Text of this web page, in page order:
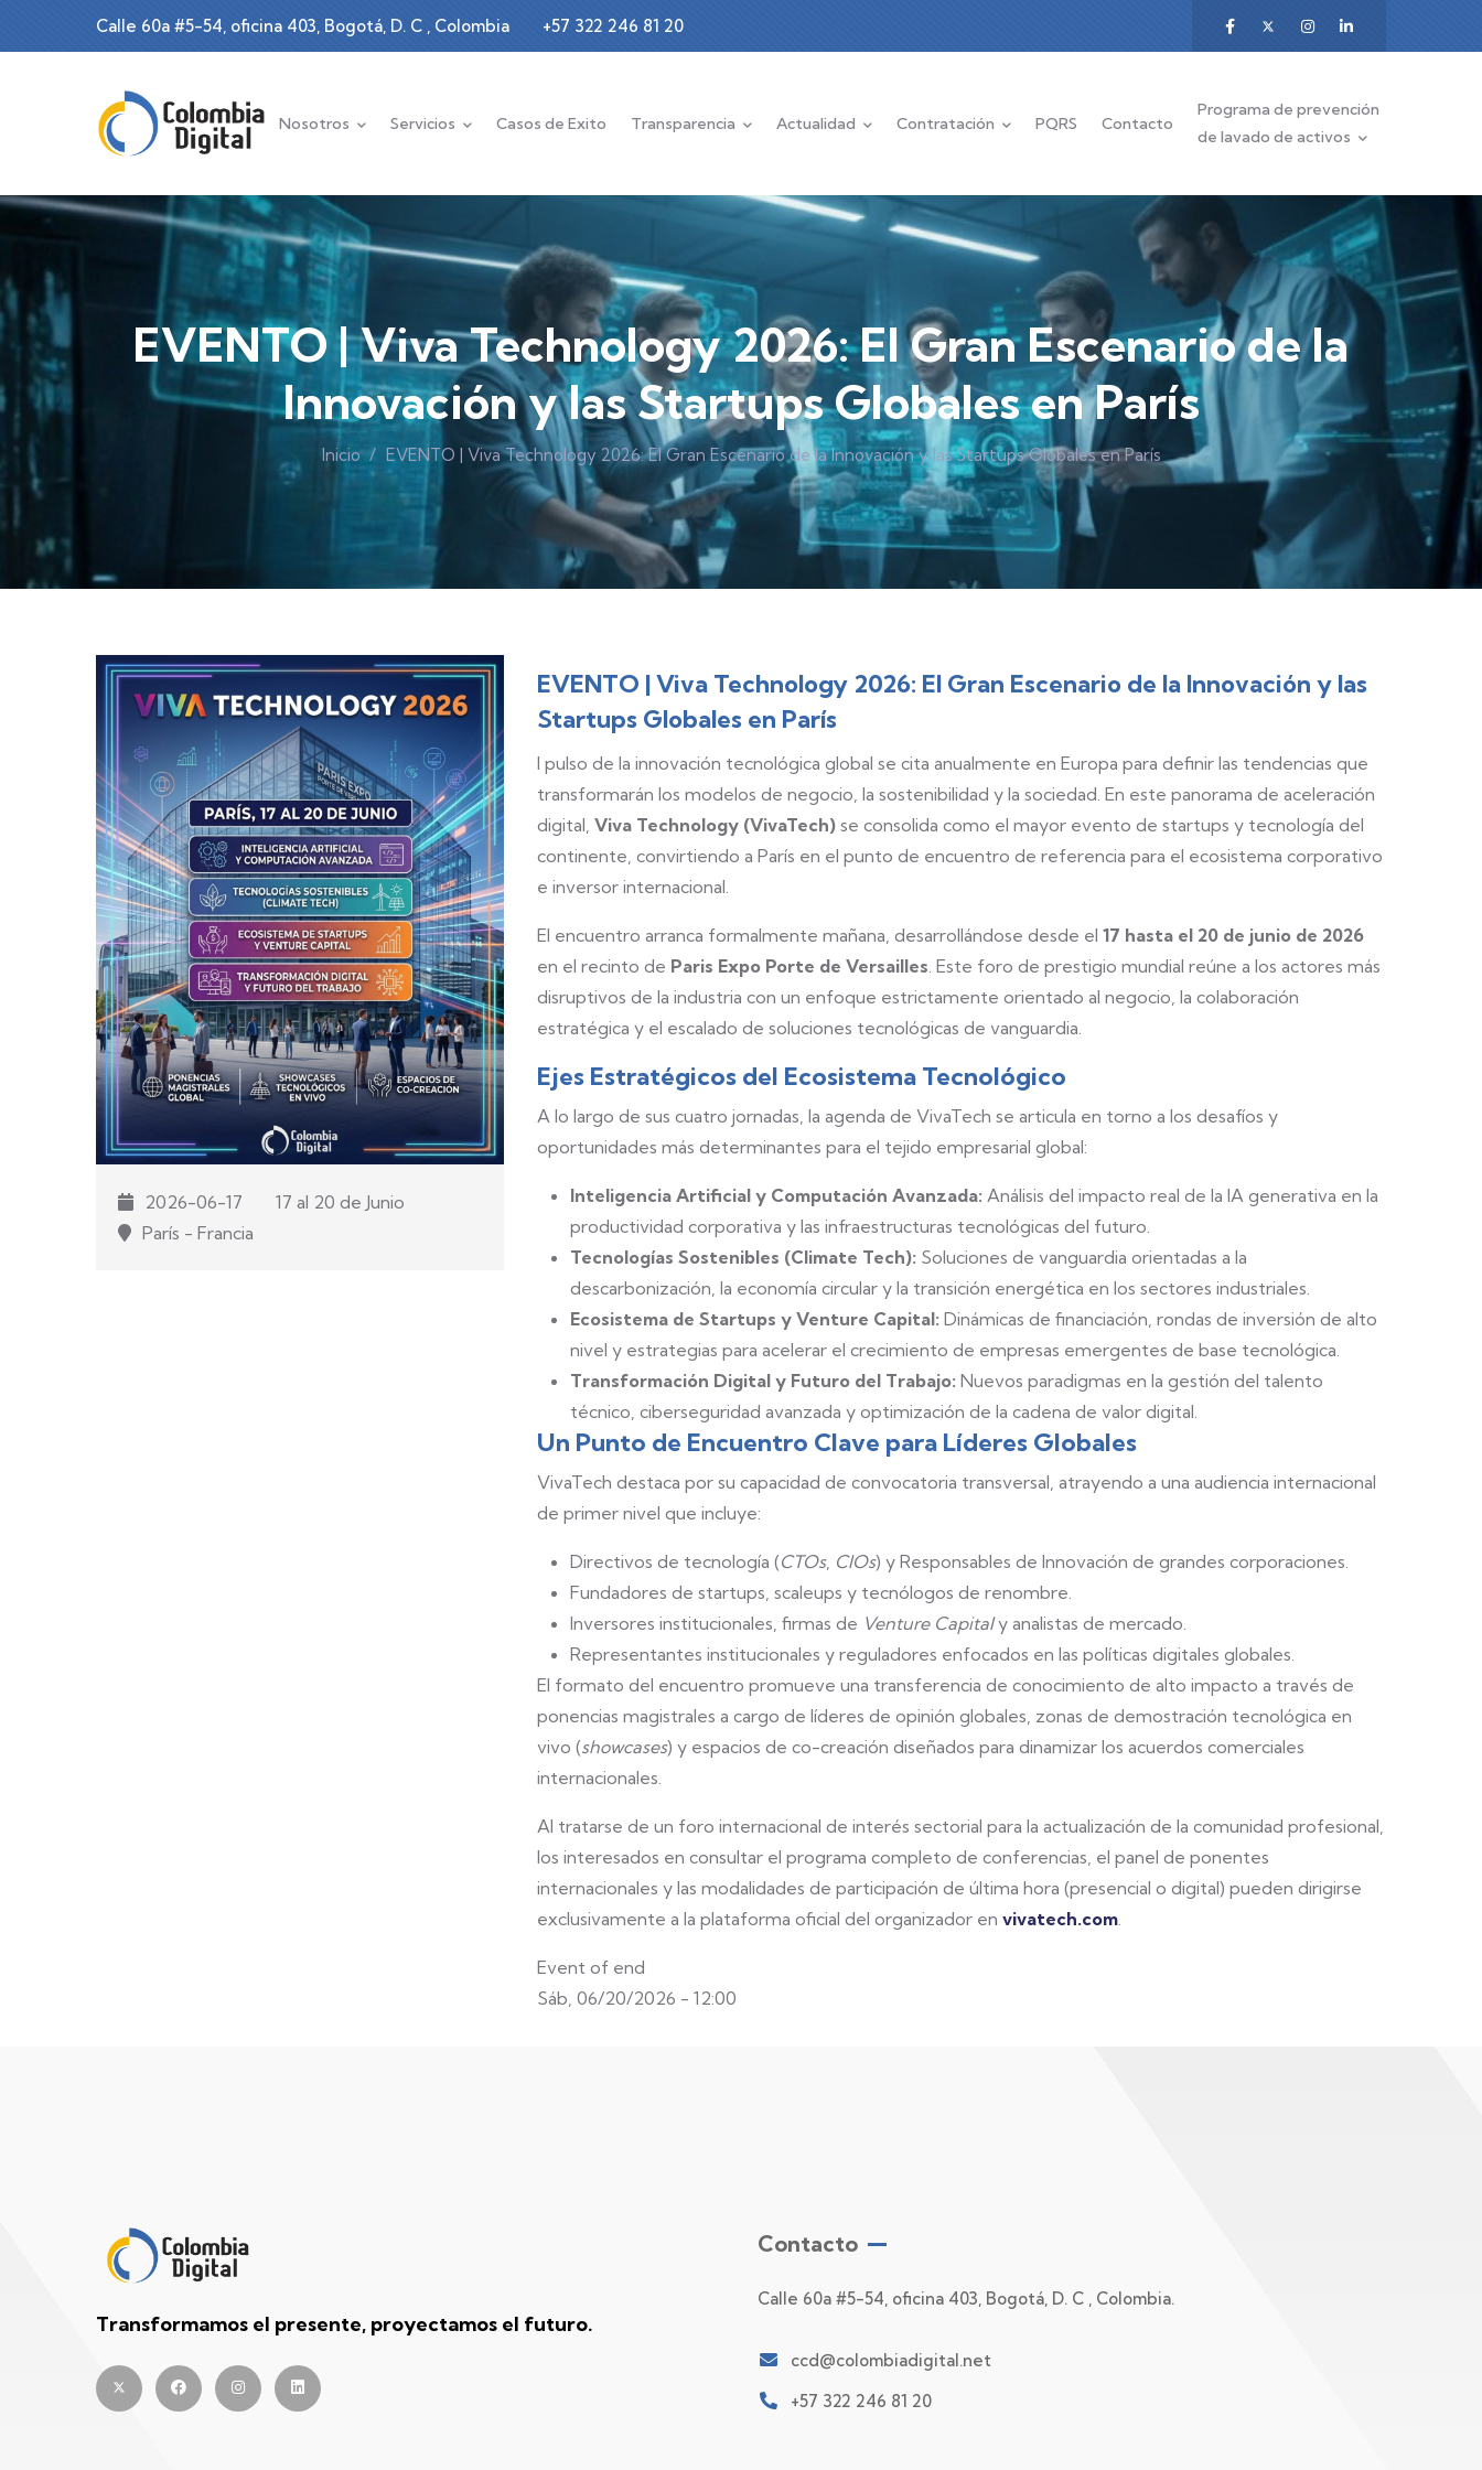
Pasar al contenido principal
Calle 60a #5-54, oficina 403, Bogotá, D. C , Colombia +57 322 246 81 20
Nosotros Servicios Casos de Exito Transparencia Actualidad Contratación PQRS Contacto
Programa de prevención
de lavado de activos
EVENTO | Viva Technology 2026: El Gran Escenario de la
Innovación y las Startups Globales en París
Inicio / EVENTO | Viva Technology 2026: El Gran Escenario de la Innovación y las Startups Globales en París
2026-06-17
17 al 20 de Junio
París - Francia
EVENTO | Viva Technology 2026: El Gran Escenario de la Innovación y las
Startups Globales en París
l pulso de la innovación tecnológica global se cita anualmente en Europa para definir las tendencias que
transformarán los modelos de negocio, la sostenibilidad y la sociedad. En este panorama de aceleración
digital, Viva Technology (VivaTech)se consolida como el mayor evento de startups y tecnología del
continente, convirtiendo a París en el punto de encuentro de referencia para el ecosistema corporativo
e inversor internacional.
El encuentro arranca formalmente mañana, desarrollándose desde el 17 hasta el 20 de junio de 2026
en el recinto de Paris Expo Porte de Versailles. Este foro de prestigio mundial reúne a los actores más
disruptivos de la industria con un enfoque estrictamente orientado al negocio, la colaboración
estratégica y el escalado de soluciones tecnológicas de vanguardia.
Ejes Estratégicos del Ecosistema Tecnológico
A lo largo de sus cuatro jornadas, la agenda de VivaTech se articula en torno a los desafíos y
oportunidades más determinantes para el tejido empresarial global:
Inteligencia Artificial y Computación Avanzada: Análisis del impacto real de la IA generativa en la
productividad corporativa y las infraestructuras tecnológicas del futuro.
Tecnologías Sostenibles (Climate Tech): Soluciones de vanguardia orientadas a la
descarbonización, la economía circular y la transición energética en los sectores industriales.
Ecosistema de Startups y Venture Capital: Dinámicas de financiación, rondas de inversión de alto
nivel y estrategias para acelerar el crecimiento de empresas emergentes de base tecnológica.
Transformación Digital y Futuro del Trabajo: Nuevos paradigmas en la gestión del talento
técnico, ciberseguridad avanzada y optimización de la cadena de valor digital.
Un Punto de Encuentro Clave para Líderes Globales
VivaTech destaca por su capacidad de convocatoria transversal, atrayendo a una audiencia internacional
de primer nivel que incluye:
Directivos de tecnología (CTOs, CIOs) y Responsables de Innovación de grandes corporaciones.
Fundadores de startups, scaleups y tecnólogos de renombre.
Inversores institucionales, firmas de Venture Capitaly analistas de mercado.
Representantes institucionales y reguladores enfocados en las políticas digitales globales.
El formato del encuentro promueve una transferencia de conocimiento de alto impacto a través de
ponencias magistrales a cargo de líderes de opinión globales, zonas de demostración tecnológica en
vivo (showcases) y espacios de co-creación diseñados para dinamizar los acuerdos comerciales
internacionales.
Al tratarse de un foro internacional de interés sectorial para la actualización de la comunidad profesional,
los interesados en consultar el programa completo de conferencias, el panel de ponentes
internacionales y las modalidades de participación de última hora (presencial o digital) pueden dirigirse
exclusivamente a la plataforma oficial del organizador en vivatech.com.
Event of end
Sáb, 06/20/2026 - 12:00
Transformamos el presente, proyectamos el futuro.
Contacto
Calle 60a #5-54, oficina 403, Bogotá, D. C , Colombia.
ccd@colombiadigital.net
+57 322 246 81 20